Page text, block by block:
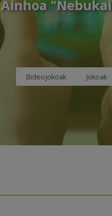
Ainhoa
Bideojokoak Jokoak